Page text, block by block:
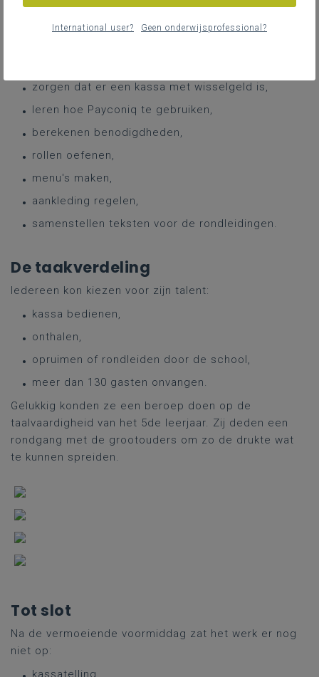
bestellingen die binnen zijn gekomen tellen en
zorgen dat er een kassa met wisselgeld is,
leren hoe Payconiq te gebruiken,
berekenen benodigdheden,
rollen oefenen,
menu's maken,
aankleding regelen,
samenstellen teksten voor de rondleidingen.
De taakverdeling
Iedereen kon kiezen voor zijn talent:
kassa bedienen,
onthalen,
opruimen of rondleiden door de school,
meer dan 130 gasten onvangen.
Gelukkig konden ze een beroep doen op de
taalvaardigheid van het 5de leerjaar. Zij deden een
rondgang met de grootouders om zo de drukte wat
te kunnen spreiden.
Tot slot
Na de vermoeiende voormiddag zat het werk er nog
niet op:
kassatelling,
International user? Geen onderwijsprofessional?